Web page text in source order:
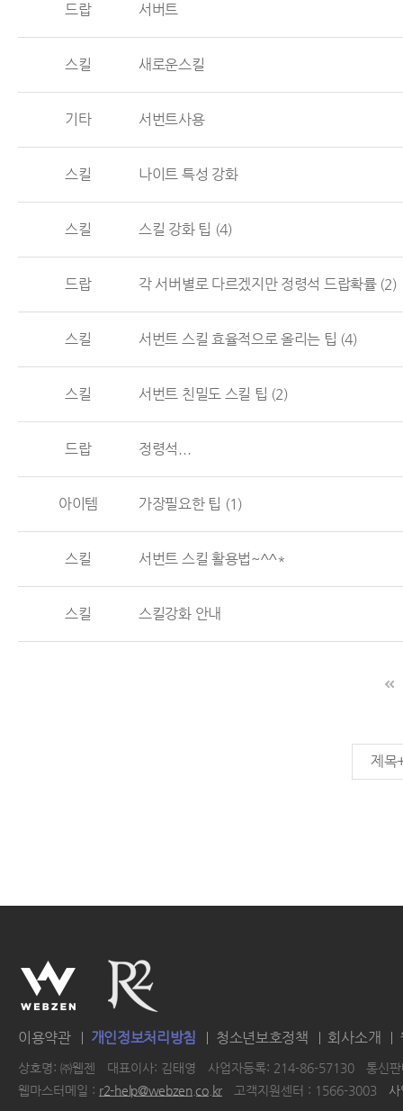
드랍 서버트
스킬 새로운스킬
기타 서번트사용
스킬 나이트 특성 강화
스킬 스킬 강화 팁 (4)
드랍 각 서버별로 다르겠지만 정령석 드랍확률 (2)
스킬 서번트 스킬 효율적으로 올리는 팁 (4)
스킬 서번트 친밀도 스킬 팁 (2)
드랍 정령석...
아이템 가장필요한 팁 (1)
스킬 서번트 스킬 활용법~^^*
스킬 스킬강화 안내
제목
이용약관 개인정보처리방침 청소년보호정책 회사소개
상호명: ㈜웹젠 대표이사: 김태영 사업자등록: 214-86-57130
통신
웹마스터메일 : r2-help@webzen.co.kr 고객지원센터 : 1566-3003